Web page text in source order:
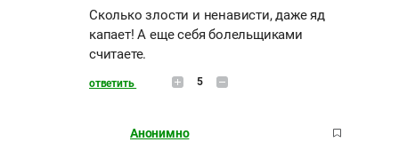
Сколько злости и ненависти, даже яд
капает! А еще себя болельщиками
считаете.
ответить 5
Анонимно